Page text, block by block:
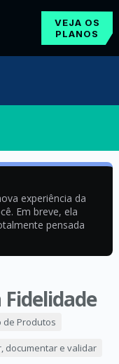
VEJA OS
PLANOS
experiência da
Em breve, ela
pensada
de Produtos
documentar e validar